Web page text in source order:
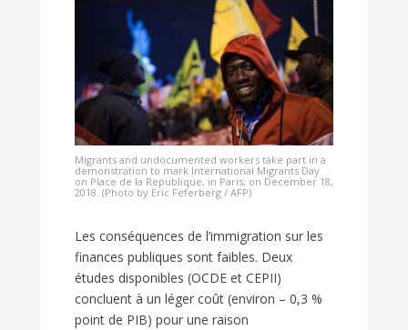
Migrants and undocumented workers take part in a
demonstration to mark International Migrants Day
on Place de la Republique, in Paris, on December 18,
2018. (Photo by Eric Feferberg / AFP)
Les conséquences de l’immigration sur les
finances publiques sont faibles. Deux
études disponibles (OCDE et CEPII)
concluent à un léger coût (environ – 0,3 %
point de PIB) pour une raison